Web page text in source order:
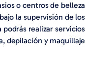
o centros de
la supervisión de
realizar
depilación y